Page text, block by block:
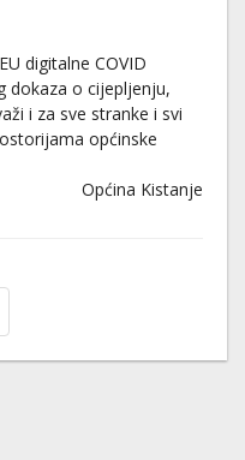
digitalne COVID
dokaza o cijepljenju,
i za sve stranke i svi
općinske
Općina Kistanje